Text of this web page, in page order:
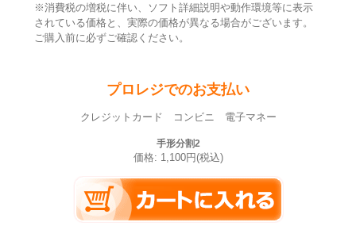
※消費税の増税に伴い、ソフト詳細説明や動作環境等に表示
されている価格と、実際の価格が異なる場合がございます。
ご購入前に必ずご確認ください。
プロレジでのお支払い
クレジットカード コンビニ 電子マネー
手形分割2
価格: 1,100円(税込)